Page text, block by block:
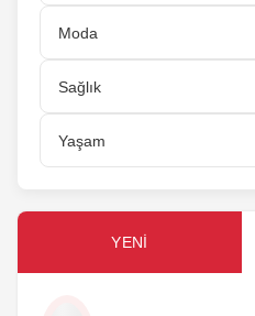
Moda
Sağlık
Yaşam
YENI